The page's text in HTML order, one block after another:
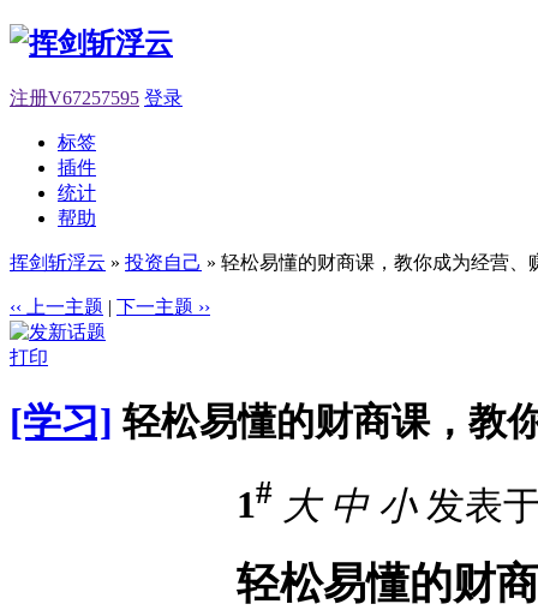
注册V67257595 登录
标签
插件
统计
帮助
挥剑斩浮云 » 投资自己 » 轻松易懂的财商课，教你成为经营、
‹‹ 上一主题 | 下一主题 ››
打印
[学习] 轻松易懂的财商课，教
1# 大 中 小发表
轻松易懂的财